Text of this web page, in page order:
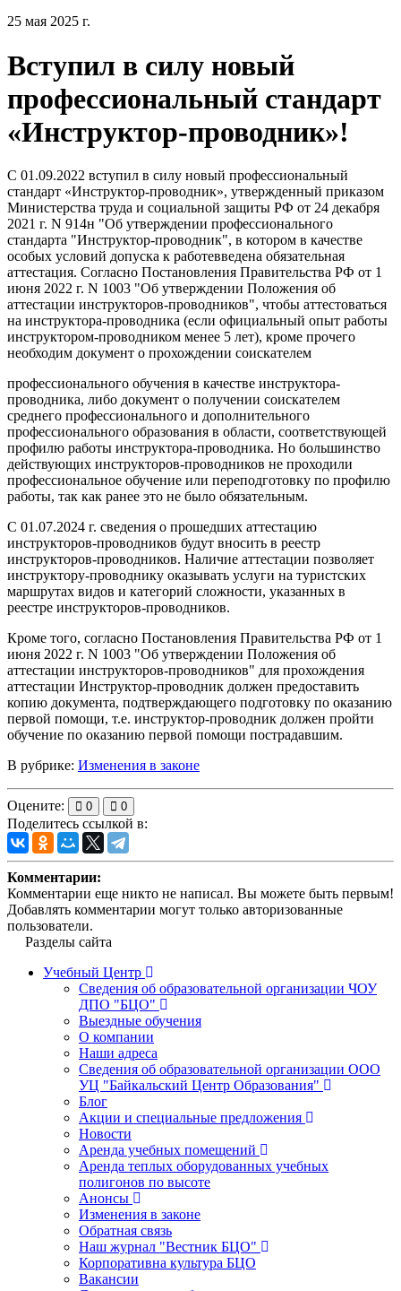
25 мая 2025 г.
Вступил в силу новый
профессиональный стандарт
«Инструктор-проводник»!
С 01.09.2022 вступил в силу новый профессиональный
стандарт «Инструктор-проводник», утвержденный приказом
Министерства труда и социальной защиты РФ от 24 декабря
2021 г. N 914н "Об утверждении профессионального
стандарта "Инструктор-проводник", в котором в качестве
особых условий допуска к работевведена обязательная
аттестация. Согласно Постановления Правительства РФ от 1
июня 2022 г. N 1003 "Об утверждении Положения об
аттестации инструкторов-проводников", чтобы аттестоваться
на инструктора-проводника (если официальный опыт работы
инструктором-проводником менее 5 лет), кроме прочего
необходим документ о прохождении соискателем
профессионального обучения в качестве инструктора-
проводника, либо документ о получении соискателем
среднего профессионального и дополнительного
профессионального образования в области, соответствующей
профилю работы инструктора-проводника. Но большинство
действующих инструкторов-проводников не проходили
профессиональное обучение или переподготовку по профилю
работы, так как ранее это не было обязательным.
С 01.07.2024 г. сведения о прошедших аттестацию
инструкторов-проводников будут вносить в реестр
инструкторов-проводников. Наличие аттестации позволяет
инструктору-проводнику оказывать услуги на туристских
маршрутах видов и категорий сложности, указанных в
реестре инструкторов-проводников.
Кроме того, согласно Постановления Правительства РФ от 1
июня 2022 г. N 1003 "Об утверждении Положения об
аттестации инструкторов-проводников" для прохождения
аттестации Инструктор-проводник должен предоставить
копию документа, подтверждающего подготовку по оказанию
первой помощи, т.е. инструктор-проводник должен пройти
обучение по оказанию первой помощи пострадавшим.
В рубрике: Изменения в законе
Оцените: 0 0
Поделитесь ссылкой в:
Комментарии:
Комментарии еще никто не написал. Вы можете быть первым!
Добавлять комментарии могут только авторизованные
пользователи.
Разделы сайта
Учебный Центр
Сведения об образовательной организации ЧОУ
ДПО "БЦО"
Выездные обучения
О компании
Наши адреса
Сведения об образовательной организации ООО
УЦ "Байкальский Центр Образования"
Блог
Акции и специальные предложения
Новости
Аренда учебных помещений
Аренда теплых оборудованных учебных
полигонов по высоте
Анонсы
Изменения в законе
Обратная связь
Наш журнал "Вестник БЦО"
Корпоративна культура БЦО
Вакансии